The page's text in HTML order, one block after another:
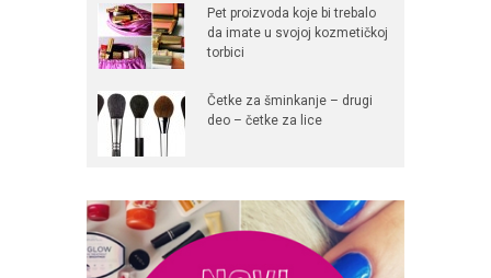
Pet proizvoda koje bi trebalo
da imate u svojoj kozmetičkoj
torbici
Četke za šminkanje – drugi
deo – četke za lice